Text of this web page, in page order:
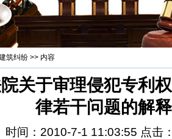
筑纠纷 >> 内容
关于审理侵犯专利
律若干问题的解释
时间：2010-7-1 11:03:55 点击